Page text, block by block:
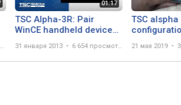
TSC Alpha-3R: Pair
WinCE handheld device
31 января 2013 6 654 просмотра
TSC alspha
21 мая 2019